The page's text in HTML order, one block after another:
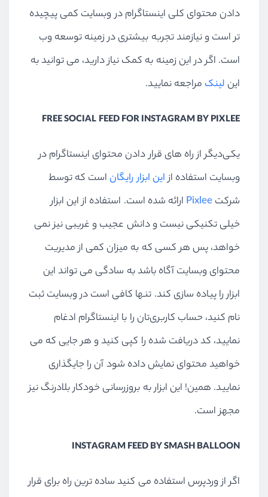
دادن محتوای کلی اینستاگرام در وبسایت کمی پیچیده
تر است و نیازمند تجربه بیشتری در زمینه توسعه وب
است. اگر در این زمینه به کمک نیاز دارید، می توانید به
این لینک مراجعه نمایید.
FREE SOCIAL FEED FOR INSTAGRAM BY PIXLEE
یکی‌دیگر از راه های قرار دادن محتوای اینستاگرام در
وبسایت استفاده ازاین ابزار رایگاناست که توسط
شرکت Pixlee ارائه شده است. استفاده از این ابزار
خیلی تکنیکی نیست و دانش عجیب و غریبی نیز نمی
خواهد، پس هر کسی که به میزان کمی از مدیریت
محتوای وبسایت آگاه باشد به سادگی می تواند این
ابزار را پیاده سازی کند. تنها کافی است در وبسایت ثبت
نام کنید، حساب کاربری‌تان را با اینستاگرام ادغام
نمایید، کد دریافت شده را کپی کنید و هر جایی که می
خواهید محتوای نمایش داده شود آن را جایگذاری
نمایید. همین! این ابزار به بروزرسانی خودکار بلادرنگ نیز
مجهز است.
INSTAGRAM FEED BY SMASH BALLOON
اگر از وردپرس استفاده می کنید ساده ترین راه برای قرار